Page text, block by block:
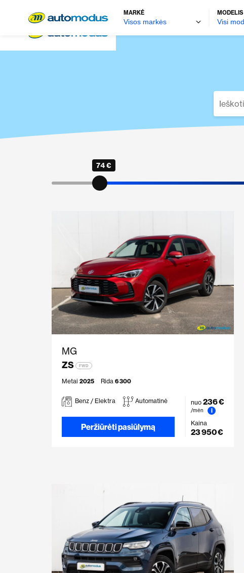
MARKĖ MODELIS
74 €
MG
ZS
FWD
Metai 2025 Rida 6 300
Benz / Elektra Automatinė
Peržiūrėti pasiūlymą
nuo 236 €
/mėn
i
Kaina
23 950 €